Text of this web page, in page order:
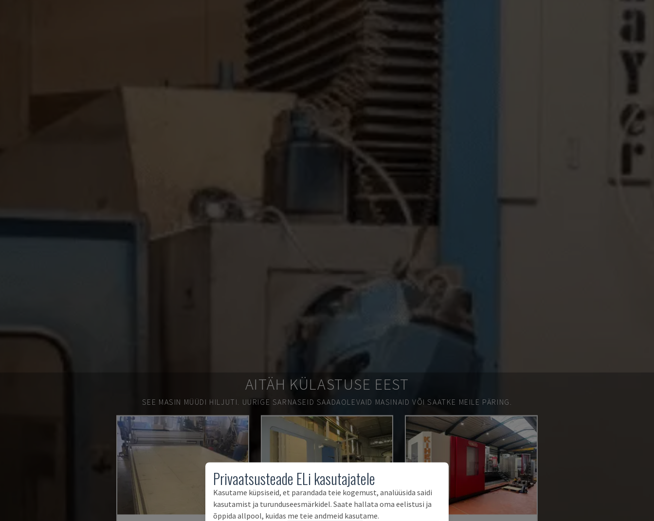
AITÄH KÜLASTUSE EEST
SEE MASIN MÜÜDI HILJUTI. UURIGE SARNASEID SAADAOLEVAID MASINAID VÕI SAATKE MEILE PÄRING.
Privaatsusteade ELi kasutajatele
Kasutame küpsiseid, et parandada teie kogemust, analüüsida saidi
kasutamist ja turunduseesmärkidel. Saate hallata oma eelistusi ja
õppida allpool, kuidas me teie andmeid kasutame.